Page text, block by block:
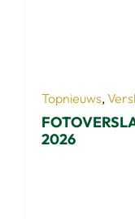
Topnieuws,
2026